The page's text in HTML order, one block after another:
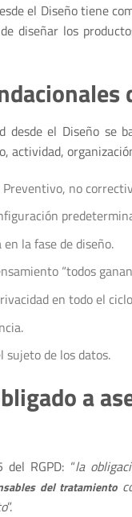
el Diseño tiene
diseñar los
desde el Diseño se
actividad,
no
la fase de diseño.
“todos
en todo el
sujeto de los datos.
a
RGPD: “la
del tratamiento
”.